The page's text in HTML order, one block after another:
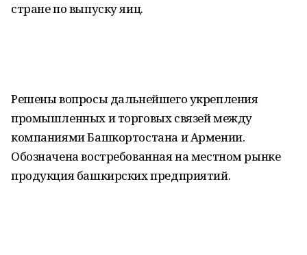
стране по выпуску яиц.
Решены вопросы дальнейшего укрепления
промышленных и торговых связей между
компаниями Башкортостана и Армении.
Обозначена востребованная на местном рынке
продукция башкирских предприятий.